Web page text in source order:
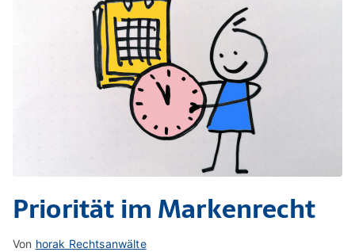
Priorität im Markenrecht
Von horak Rechtsanwälte